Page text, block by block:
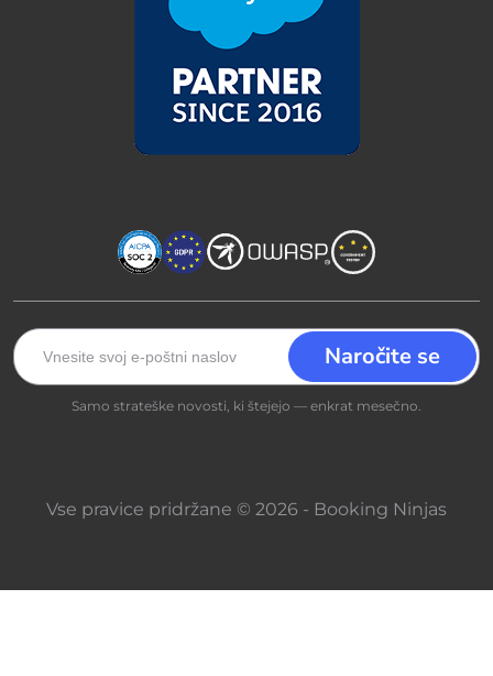
Samo strateške novosti, ki štejejo — enkrat mesečno.
Vse pravice pridržane © 2026 - Booking Ninjas